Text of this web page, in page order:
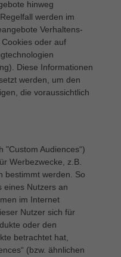
hinweg
werden im
Verhaltens-
oder auf
Diese Informationen
werden, um den
die voraussichtlich
"Custom Audiences“)
Werbezwecke, z.B.
bestimmt werden. So
eines Nutzers an
im Internet
Nutzer sich für
oder den
betrachtet hat,
(bzw. ähnlichen